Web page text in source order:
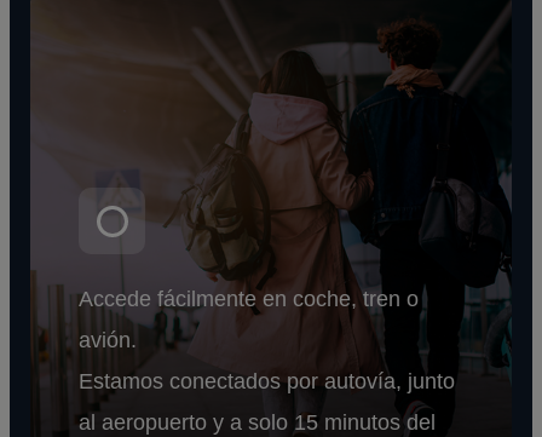
Accede fácilmente en coche, tren o
avión.
Estamos conectados por autovía, junto
al aeropuerto y a solo 15 minutos del